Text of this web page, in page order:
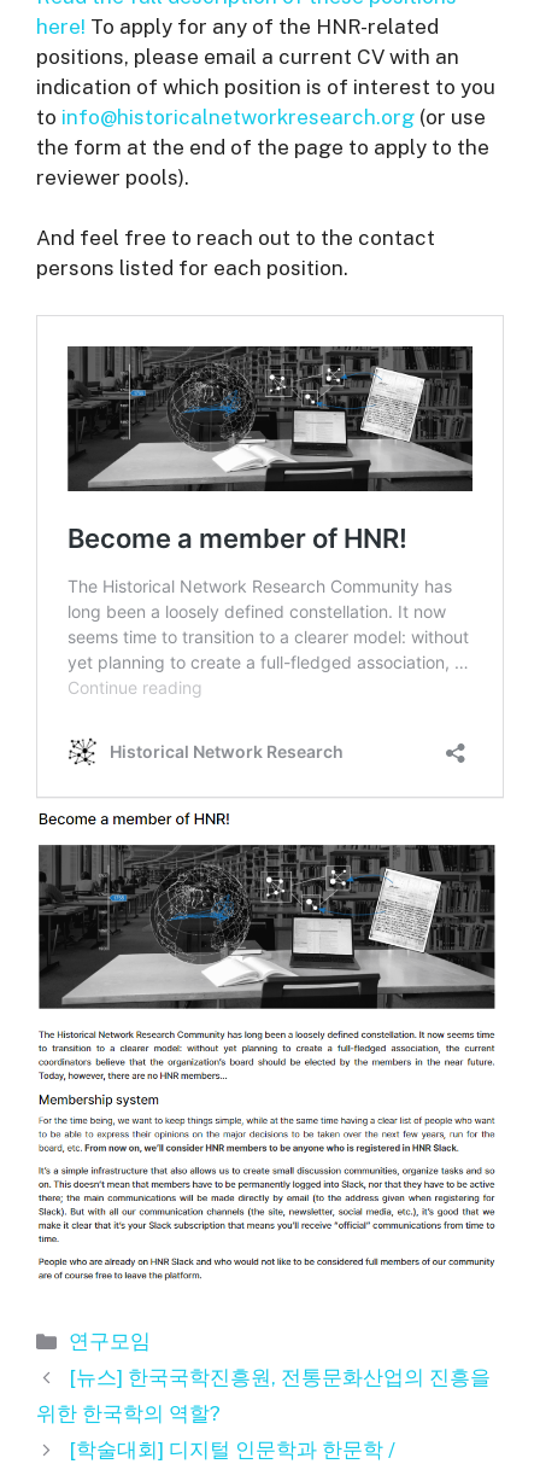
here! To apply for any of the HNR-related
positions, please email a current CV with an
indication of which position is of interest to you
to info@historicalnetworkresearch.org (or use
the form at the end of the page to apply to the
reviewer pools).
And feel free to reach out to the contact
persons listed for each position.
카
테
리
연구모임
[뉴스] 한국국학진흥원, 전통문화산업의 진흥을
위한 한국학의 역할?
[학술대회] 디지털 인문학과 한문학 /